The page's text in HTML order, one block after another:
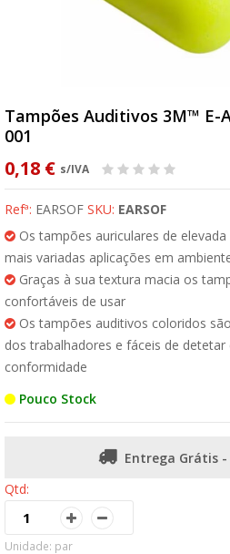
Tampões Auditivos 3M™ E-
001
0,18 € s/IVA
Refª: EARSOF SKU: EARSOF
Os tampões auriculares de
mais variadas aplicações em
Graças à sua textura macia os
confortáveis de usar
Os tampões auditivos coloridos
dos trabalhadores e fáceis de
conformidade
Pouco Stock
Entrega Grátis
Qtd:
Unidade: par